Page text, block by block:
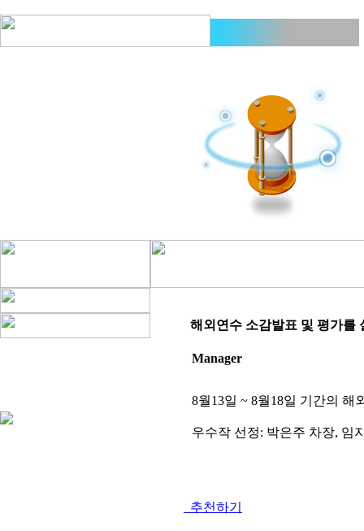
해외연수 소감발표 및 평가를
Manager
8월13일 ~ 8월18일 기간의
우수작 선정: 박은주 차장, 임
추천하기